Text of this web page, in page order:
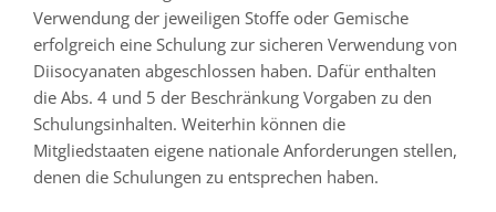
Verwendung der jeweiligen Stoffe oder Gemische
erfolgreich eine Schulung zur sicheren Verwendung von
Diisocyanaten abgeschlossen haben. Dafür enthalten
die Abs. 4 und 5 der Beschränkung Vorgaben zu den
Schulungsinhalten. Weiterhin können die
Mitgliedstaaten eigene nationale Anforderungen stellen,
denen die Schulungen zu entsprechen haben.